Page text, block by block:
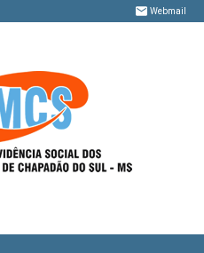
Webmail